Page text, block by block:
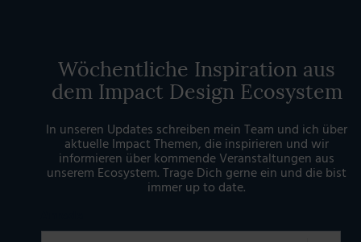
Wöchentliche Inspiration aus
dem Impact Design Ecosystem
In unseren Updates schreiben mein Team und ich über
aktuelle Impact Themen, die inspirieren und wir
informieren über kommende Veranstaltungen aus
unserem Ecosystem. Trage Dich gerne ein und die bist
immer up to date.